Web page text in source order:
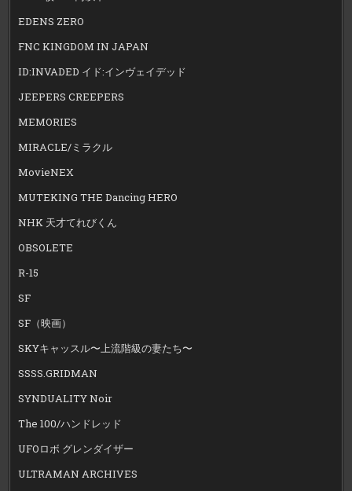
EDENS ZERO
FNC KINGDOM IN JAPAN
ID:INVADED イド:インヴェイデッド
JEEPERS CREEPERS
MEMORIES
MIRACLE/ミラクル
MovieNEX
MUTEKING THE Dancing HERO
NHK 天才てれびくん
OBSOLETE
R-15
SF
SF（映画）
SKYキャッスル〜上流階級の妻たち〜
SSSS.GRIDMAN
SYNDUALITY Noir
The 100/ハンドレッド
UFOロボ グレンダイザー
ULTRAMAN ARCHIVES